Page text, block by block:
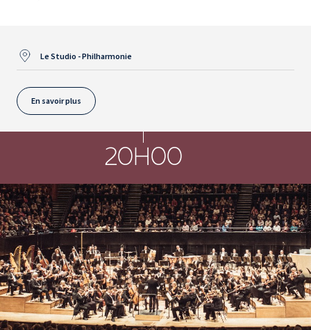
Le Studio - Philharmonie
En savoir plus
20H00